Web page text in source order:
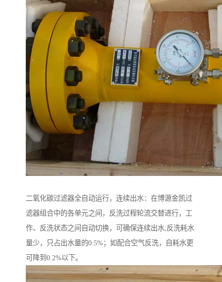
二氧化碳过滤器全自动运行，连续出水：在博源金凯过
滤器组合中的各单元之间，反洗过程轮流交替进行，工
作、反洗状态之间自动切换，可确保连续出水;反洗耗水
量少，只占出水量的0.5%；如配合空气反洗，自耗水更
可降到0.2%以下。